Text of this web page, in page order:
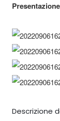
Descrizione